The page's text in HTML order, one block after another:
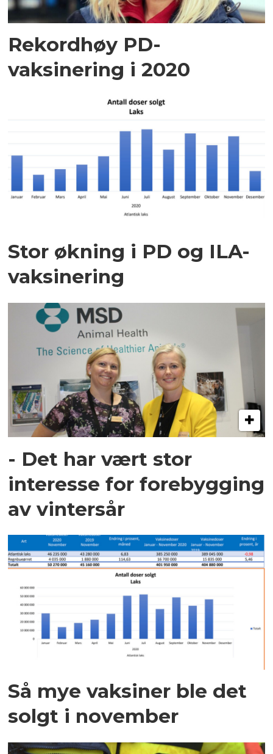
Rekordhøy PD-
vaksinering i 2020
Stor økning i PD og ILA-
vaksinering
- Det har vært stor
interesse for forebygging
av vintersår
Så mye vaksiner ble det
solgt i november